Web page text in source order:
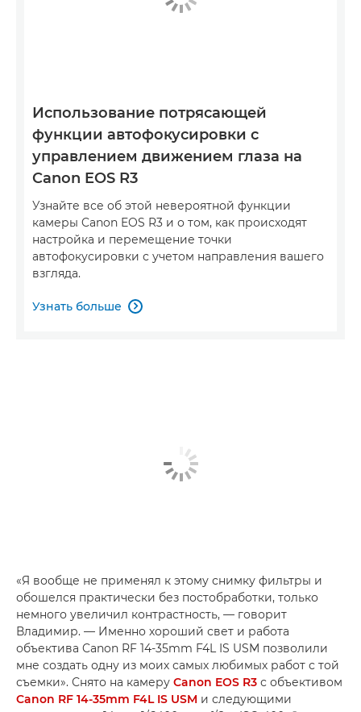
Использование потрясающей
функции автофокусировки с
управлением движением глаза на
Canon EOS R3
Узнайте все об этой невероятной функции
камеры Canon EOS R3 и о том, как происходят
настройка и перемещение точки
автофокусировки с учетом направления вашего
взгляда.
Узнать больше 
«Я вообще не применял к этому снимку фильтры и
обошелся практически без постобработки, только
немного увеличил контрастность, — говорит
Владимир. — Именно хороший свет и работа
объектива Canon RF 14-35mm F4L IS USM позволили
мне создать одну из моих самых любимых работ с той
съемки». Снято на камеру Canon EOS R3 с объективом
Canon RF 14-35mm F4L IS USM и следующими